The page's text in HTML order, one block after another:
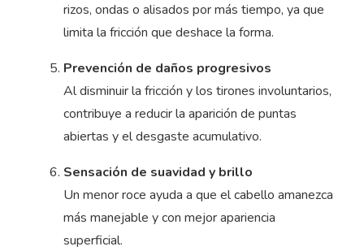
rizos, ondas o alisados por más tiempo, ya que
limita la fricción que deshace la forma.
Prevención de daños progresivos
Al disminuir la fricción y los tirones involuntarios,
contribuye a reducir la aparición de puntas
abiertas y el desgaste acumulativo.
Sensación de suavidad y brillo
Un menor roce ayuda a que el cabello amanezca
más manejable y con mejor apariencia
superficial.